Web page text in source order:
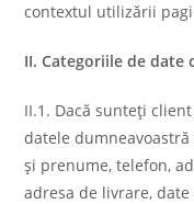
contextul utilizării
II. Categoriile de date
II.1. Dacă sunteți
datele
şi prenume, telefon,
adresa de livrare,